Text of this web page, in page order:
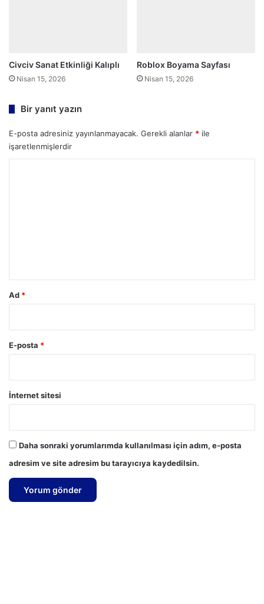
Civciv Sanat Etkinliği Kalıplı
Nisan 15, 2026
Roblox Boyama Sayfası
Nisan 15, 2026
Bir yanıt yazın
E-posta adresiniz yayınlanmayacak. Gerekli alanlar * ile
işaretlenmişlerdir
Ad *
E-posta *
İnternet sitesi
Daha sonraki yorumlarımda kullanılması için adım, e-posta
adresim ve site adresim bu tarayıcıya kaydedilsin.